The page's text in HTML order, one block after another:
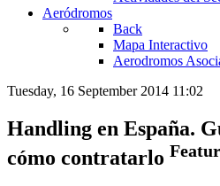
Aeródromos
Back
Mapa Interactivo
Aerodromos
Tuesday, 16 September 2014 11:02
Handling en España.
cómo contratarlo